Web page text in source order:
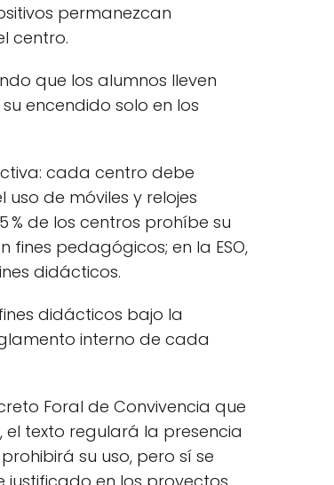
permanezcan
centro.
que los alumnos lleven
encendido solo en los
cada centro debe
de móviles y relojes
% de los centros prohíbe su
fines pedagógicos; en la ESO,
didácticos.
didácticos bajo la
interno de cada
Foral de Convivencia que
el texto regulará la presencia
su uso, pero sí se